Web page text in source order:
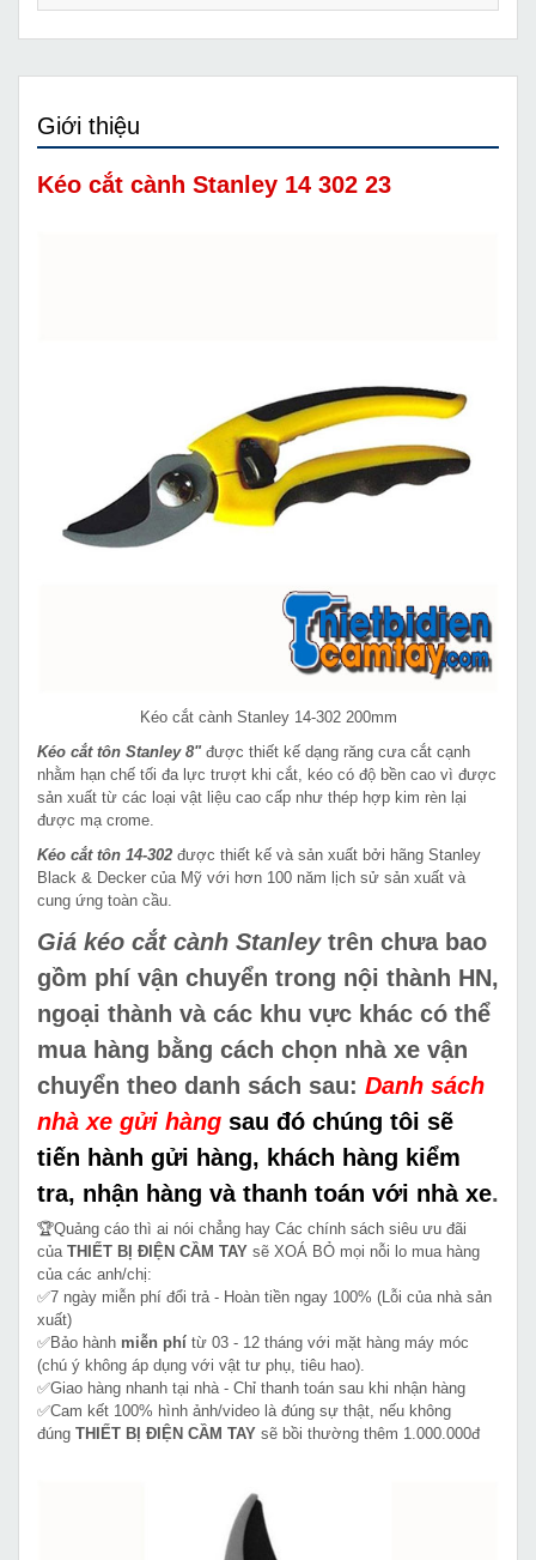
Giới thiệu
Kéo cắt cành Stanley 14 302 23
Kéo cắt cành Stanley 14-302 200mm
Kéo cắt tôn Stanley 8"được thiết kế dạng răng cưa cắt cạnh
nhằm hạn chế tối đa lực trượt khi cắt, kéo có độ bền cao vì được
sản xuất từ các loại vật liệu cao cấp như thép hợp kim rèn lại
được mạ crome.
Kéo cắt tôn 14-302 được thiết kế và sản xuất bởi hãng Stanley
Black & Decker của Mỹ với hơn 100 năm lịch sử sản xuất và
cung ứng toàn cầu.
Giá kéo cắt cành Stanleytrên chưa bao
gồm phí vận chuyển trong nội thành HN,
ngoại thành và các khu vực khác có thể
mua hàng bằng cách chọn nhà xe vận
chuyển theo danh sách sau: Danh sách
nhà xe gửi hàng sau đó chúng tôi sẽ
tiến hành gửi hàng, khách hàng kiểm
tra, nhận hàng và thanh toán với nhà xe.
🏆Quảng cáo thì ai nói chẳng hay Các chính sách siêu ưu đãi
của THIẾT BỊ ĐIỆN CẦM TAY sẽ XOÁ BỎ mọi nỗi lo mua hàng
của các anh/chị:
✅7 ngày miễn phí đổi trả - Hoàn tiền ngay 100% (Lỗi của nhà sản
xuất)
✅Bảo hành miễn phí từ 03 - 12 tháng với mặt hàng máy móc
(chú ý không áp dụng với vật tư phụ, tiêu hao).
✅Giao hàng nhanh tại nhà - Chỉ thanh toán sau khi nhận hàng
✅Cam kết 100% hình ảnh/video là đúng sự thật, nếu không
đúng THIẾT BỊ ĐIỆN CẦM TAY sẽ bồi thường thêm 1.000.000đ